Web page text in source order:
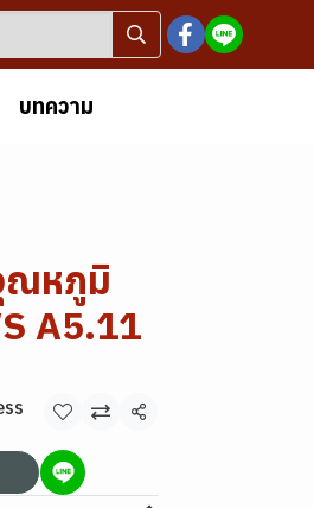
บทความ
ณหภูมิ
A5.11
แชร์